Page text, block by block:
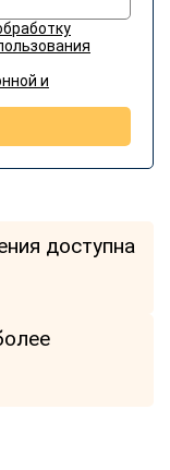
и
доступна